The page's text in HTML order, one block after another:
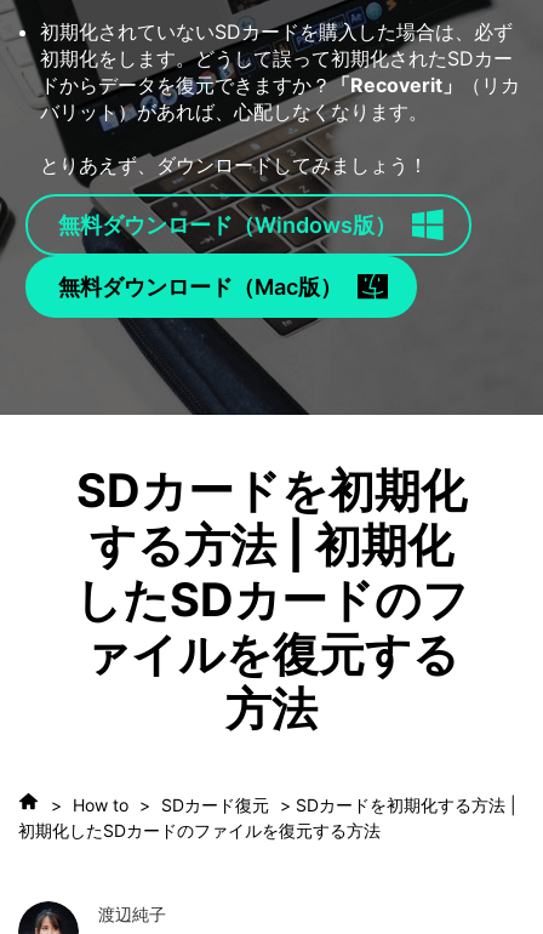
• Macデータ復元
• クラッシュしたパソコンから復元
• ゴミ箱復元
外付けデバイス復元
• SDカード復元
• USB復元
• HDD復元
その他の復元
• ファイル復元
• OFFICE復元
• ビデオ修復・復元
• データ復元ソフトレビュー
無料ダウンロード 今すぐ購入
初期化されていないSDカードを購入した場合は、必ず
初期化をします。どうして誤って初期化されたSDカー
ドからデータを復元できますか？「Recoverit」
（リカ
バリット）があれば、心配しなくなります。
とりあえず、ダウンロードしてみましょう！
無料ダウンロード（Windows版）
無料ダウンロード（Mac版）
SDカードを初期化
する方法 | 初期化
したSDカードのフ
ァイルを復元する
方法
> How to > SDカード復元 > SDカードを初期化する方法 |
初期化したSDカードのファイルを復元する方法
渡辺純子